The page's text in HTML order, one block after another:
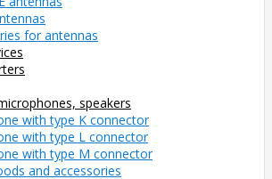
for antennas
speakers
with type K connector
with type L connector
with type M connector
and accessories